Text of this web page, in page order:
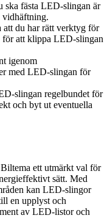
ska fästa LED-slingan är
vidhäftning.
att du har rätt verktyg för
för att klippa LED-slingan
igenom
med LED-slingan för
slingan regelbundet för
och byt ut eventuella
ett utmärkt val för
sätt. Med
kan LED-slingor
en upplyst och
av LED-listor och